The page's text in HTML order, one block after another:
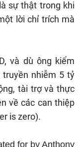
sự thật trong khi
lời chỉ trích mà
và dù ông kiểm
truyền nhiễm 5 tỷ
tài trợ và thực
về các can thiệp
is zero).
for by Anthony